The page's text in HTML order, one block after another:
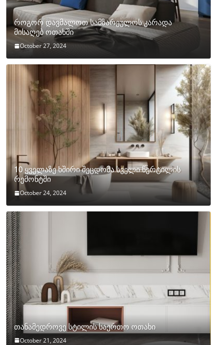
როგორ დავმალოთ სამზარეულოს კარადა
მისაღებ ოთახში
October 27, 2024
10 ყველაზე ხშირი შეცდომა სველი წერტილის
რემონტში
October 24, 2024
თანამედროვე სტილის საერთო ოთახი
October 21, 2024